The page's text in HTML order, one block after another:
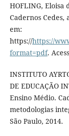
HOFLING, Eloisa
Cadernos Cedes,
em:
https://https://
format=pdf.
INSTITUTO
DE EDUCAÇÃO
Ensino Médio.
metodologias
São Paulo, 2014.